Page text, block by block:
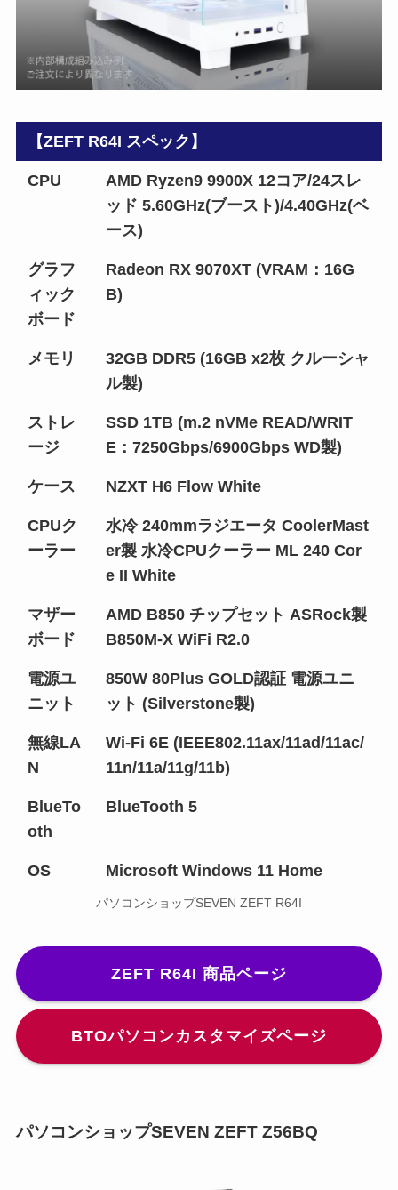
【ZEFT R64I スペック】
CPU
AMD Ryzen9 9900X 12コア/24スレ
ッド 5.60GHz(ブースト)/4.40GHz(ベ
ース)
グラフ
ィック
ボード
Radeon RX 9070XT (VRAM：16G
B)
メモリ
32GB DDR5 (16GB x2枚 クルーシャ
ル製)
ストレ
ージ
SSD 1TB (m.2 nVMe READ/WRIT
E：7250Gbps/6900Gbps WD製)
ケース NZXT H6 Flow White
CPUク
ーラー
水冷 240mmラジエータ CoolerMast
er製 水冷CPUクーラー ML 240 Cor
e II White
マザー
ボード
AMD B850 チップセット ASRock製
B850M-X WiFi R2.0
電源ユ
ニット
850W 80Plus GOLD認証 電源ユニ
ット (Silverstone製)
無線LA
N
Wi-Fi 6E (IEEE802.11ax/11ad/11ac/
11n/11a/11g/11b)
BlueTo
oth
BlueTooth 5
OS Microsoft Windows 11 Home
パソコンショップSEVEN ZEFT R64I
ZEFT R64I 商品ページ
BTOパソコンカスタマイズページ
パソコンショップSEVEN ZEFT Z56BQ